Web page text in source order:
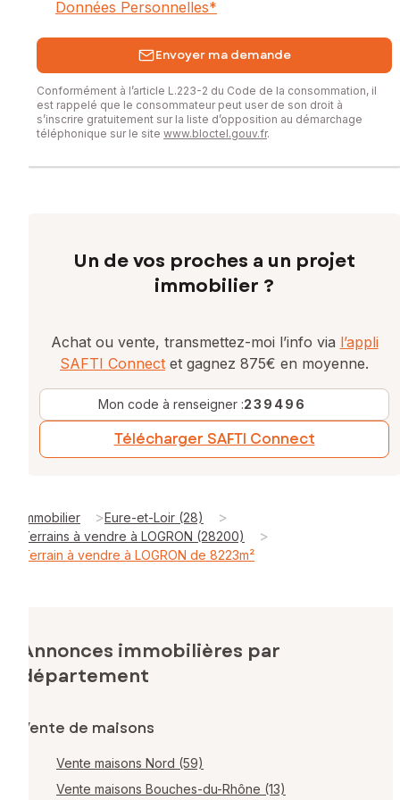
Données Personnelles*
Envoyer ma demande
Conformément à l’article L.223-2 du Code de la consommation, il
est rappelé que le consommateur peut user de son droit à
s’inscrire gratuitement sur la liste d’opposition au démarchage
téléphonique sur le site www.bloctel.gouv.fr.
Un de vos proches a un projet
immobilier ?
Achat ou vente, transmettez-moi l’info via l’appli
SAFTI Connect et gagnez 875€ en moyenne.
Mon code à renseigner :239496
Télécharger SAFTI Connect
Immobilier >Eure-et-Loir (28) >
Terrains à vendre à LOGRON (28200) >
Terrain à vendre à LOGRON de 8223m²
Annonces immobilières par
département
Vente de maisons
Vente maisons Nord (59)
Vente maisons Bouches-du-Rhône (13)